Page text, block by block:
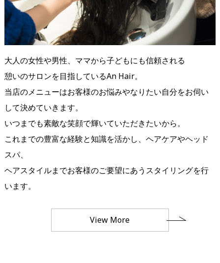
大人の女性や男性、ママから子どもにも信頼される
憩いのサロンを目指しているAn Hair。
当店のメニューはお客様のお悩みやなりたい自分をお伺い
して決めていきます。
いつまでも素敵な笑顔で輝いていただきたいから。
これまでの豊富な経験と知識を活かし、ヘアケアやヘッド
スパ、
ヘアスタイルまでお客様のご要望にあうスタイリングを行
います。
View More